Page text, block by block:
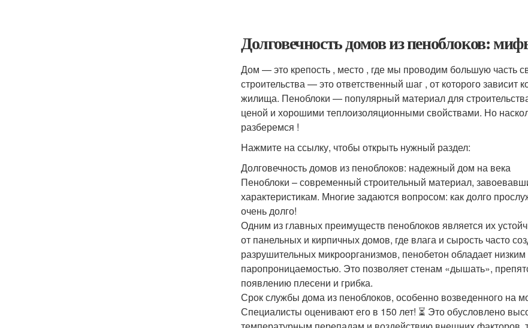
Долговечность домов из пеноблоков:
Дом — это крепость , место , где мы проводим большую часть
строительства — это ответственный шаг , от которого зависит
жилища. Пеноблоки — популярный материал для
ценой и хорошими теплоизоляционными свойствами. Но
разберемся !
Нажмите на ссылку, чтобы открыть нужный раздел:
Долговечность домов из пеноблоков: надежный дом на века
Пеноблоки – современный строительный материал,
характеристикам. Многие задаются вопросом: как долго
очень долго!
Одним из главных преимуществ пеноблоков является их
от панельных и кирпичных домов, где влага и сырость часто
разрушительных микроорганизмов, пенобетон обладает
паропроницаемостью. Это позволяет стенам «дышать»,
появлению плесени и грибка.
Срок службы дома из пеноблоков, особенно возведенного на
Специалисты оценивают его в 150 лет! ⏳ Это обусловлено